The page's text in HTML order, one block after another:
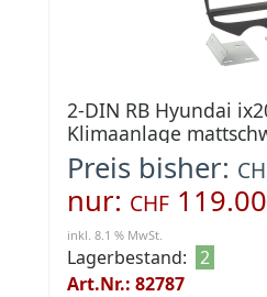
2-DIN RB Hyundai
Klimaanlage
Preis bisher:
nur: CHF 119.00
inkl. 8.1 % MwSt.
Lagerbestand: 2
Art.Nr.: 82787